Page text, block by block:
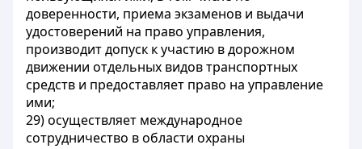
доверенности, приема экзаменов и выдачи
удостоверений на право управления,
производит допуск к участию в дорожном
движении отдельных видов транспортных
средств и предоставляет право на управление
ими;
29) осуществляет международное
сотрудничество в области охраны